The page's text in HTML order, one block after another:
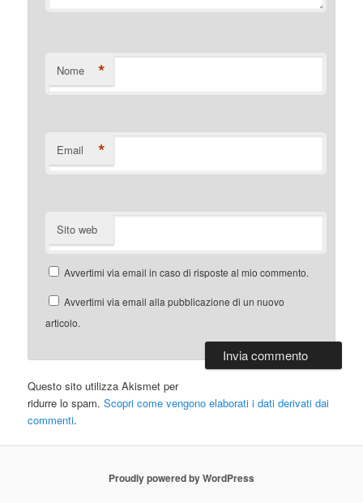
Nome *
Email *
Sito web
Avvertimi via email in caso di risposte al mio commento.
Avvertimi via email alla pubblicazione di un nuovo
articolo.
Questo sito utilizza Akismet per
ridurre lo spam.Scopri come vengono elaborati i dati derivati dai
commenti.
Proudly powered by WordPress